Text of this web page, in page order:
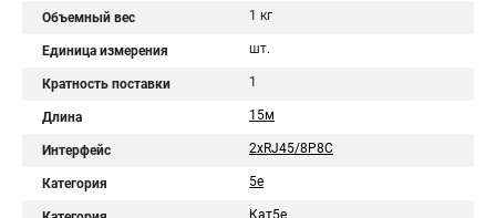
Объемный вес 1 кг
Единица измерения шт.
Кратность поставки 1
Длина 15м
Интерфейс 2хRJ45/8P8C
Категория 5e
Кат5e